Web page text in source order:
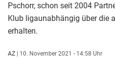
Pschorr, schon seit 2004
Klub ligaunabhängig über die
erhalten.
AZ | 10. November 2021 - 14:58 Uhr